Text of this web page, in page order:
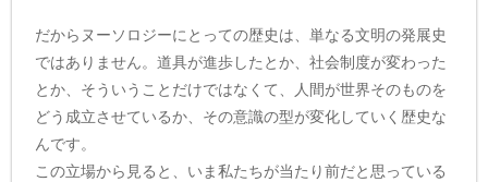
だからヌーソロジーにとっての歴史は、単なる文明の発展史
ではありません。道具が進歩したとか、社会制度が変わった
とか、そういうことだけではなくて、人間が世界そのものを
どう成立させているか、その意識の型が変化していく歴史な
んです。
この立場から見ると、いま私たちが当たり前だと思っている